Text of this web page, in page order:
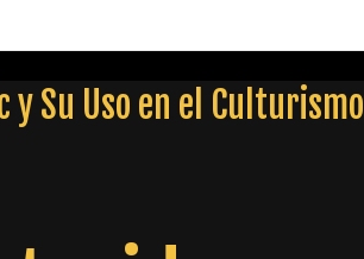
Su Uso en el Culturismo